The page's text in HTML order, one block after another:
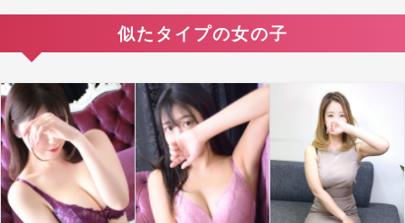
コメント：先月末と今月19日と体調不良の為、なかなかまりあちゃんに会えな
くていじけていた私。何とか26日のラスト枠に予約を捩じ込んで貰いやっとの
思い出仕事をこなし迎えた26日😭池袋はゲリラ豪雨もありそこまで暑くなく過
会うこともあり急上昇😤いつものホテルにインして待っているといつも通り元
気なまりあちゃん登場‼️顔を見るなりごめんねぇ〜と抱きついてくれるまりあ
ちゃん、それだけで会えなかった2回の事等頭から吹っ飛んでしまいます🤤ま
りあちゃんに会った方ならお分かりだと思いますが、とんでもないスピードで
他人の懐に入ってきます🤣だから何でも許せてしまえるんです。2ヶ月会って
居なくても何も変わらず接してくれます。プレイは久しぶりという事もあり私
が念入りにまりあちゃんを責めさせてもらい3度も昇天して貰いました。その
後攻守交代し上から下まで丁寧に責めてもらい、そのまま上に乗って責めても
似たタイプの女の子